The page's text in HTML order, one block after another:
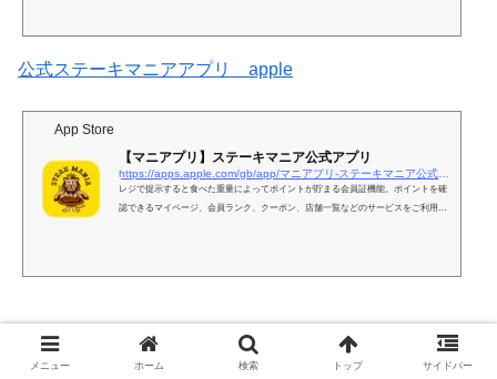
公式ステーキマニアアプリ apple
App Store
‎【マニアプリ】ステーキマニア公式アプリ
‎レジで提示すると食べた重量によってポイントが貯まる会員証機能。ポイントを確
認できるマイページ、会員ランク、クーポン、店舗一覧などのサービスをご利用い
Pontaポイント
メニュー ホーム 検索 トップ サイドバー